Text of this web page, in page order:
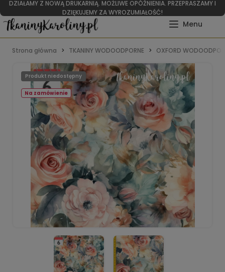
DZIAŁAMY Z NOWĄ DRUKARNIĄ. MOŻLIWE OPÓŹNIENIA. PRZEPRASZAMY I
DZIĘKUJEMY ZA WYROZUMIAŁOŚĆ!
Strona główna TKANINY WODOODPORNE OXFORD
Na zamówienie
Produkt niedostępny